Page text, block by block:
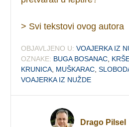
> Svi tekstovi ovog autora
OBJAVLJENO U: VOAJERKA IZ
OZNAKE: BUGA BOSANAC
KRUNICA MUŠKARAC ,
VOAJERKA IZ NUŽDE
Drago Pilsel